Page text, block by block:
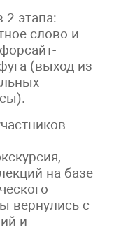
2 этапа:
слово и
(выход из
на базе
вернулись с
и